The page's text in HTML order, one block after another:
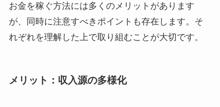
お金を稼ぐ方法には多くのメリットがあります
が、同時に注意すべきポイントも存在します。そ
れぞれを理解した上で取り組むことが大切です。
メリット：収入源の多様化